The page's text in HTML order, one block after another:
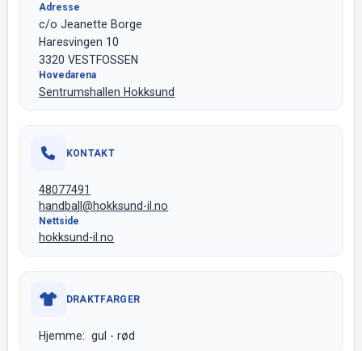
Adresse
c/o Jeanette Borge
Haresvingen 10
3320 VESTFOSSEN
Hovedarena
Sentrumshallen Hokksund
KONTAKT
48077491
handball@hokksund-il.no
Nettside
hokksund-il.no
DRAKTFARGER
Hjemme: gul - rød